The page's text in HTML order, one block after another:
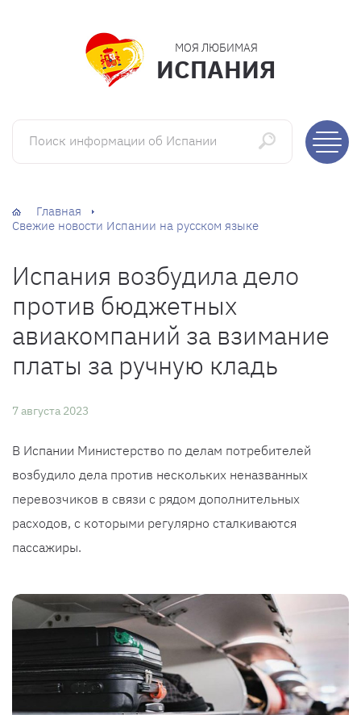
МОЯ ЛЮБИМАЯ
ИСПАНИЯ
Поиск информации об Испании
Главная
Свежие новости Испании на русском языке
Испания возбудила дело
против бюджетных
авиакомпаний за взимание
платы за ручную кладь
7 августа 2023
В Испании Министерство по делам потребителей
возбудило дела против нескольких неназванных
перевозчиков в связи с рядом дополнительных
расходов, с которыми регулярно сталкиваются
пассажиры.